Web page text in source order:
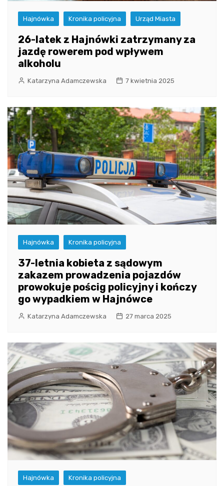
Hajnówka Kronika policyjna Urząd Miasta
26-latek z Hajnówki zatrzymany za
jazdę rowerem pod wpływem
alkoholu
Katarzyna Adamczewska 7 kwietnia 2025
Hajnówka Kronika policyjna
37-letnia kobieta z sądowym
zakazem prowadzenia pojazdów
prowokuje pościg policyjny i kończy
go wypadkiem w Hajnówce
Katarzyna Adamczewska 27 marca 2025
Hajnówka Kronika policyjna